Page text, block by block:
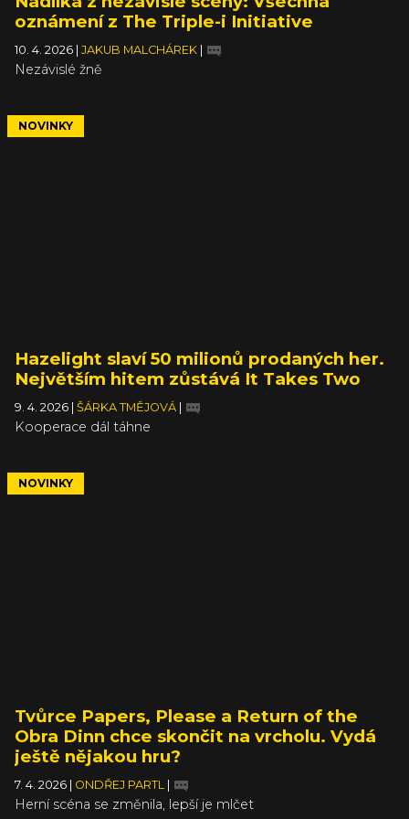
oznámení z The Triple-i Initiative
10. 4. 2026 JAKUB MALCHÁREK
Nezávislé žně
NOVINKY
Hazelight slaví 50 milionů prodaných her.
Největším hitem zůstává It Takes Two
9. 4. 2026 ŠÁRKA TMĚJOVÁ
Kooperace dál táhne
NOVINKY
Tvůrce Papers, Please a Return of the
Obra Dinn chce skončit na vrcholu. Vydá
ještě nějakou hru?
7. 4. 2026 ONDŘEJ PARTL
Herní scéna se změnila, lepší je mlčet